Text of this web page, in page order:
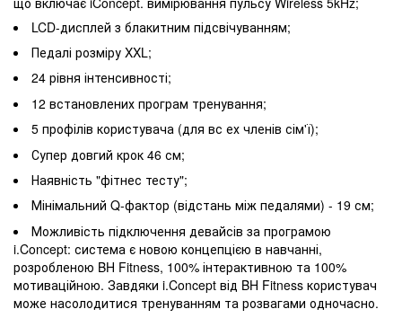
LCD-дисплей з блакитним підсвічуванням;
Педалі розміру XXL;
24 рівня інтенсивності;
12 встановлених програм тренування;
5 профілів користувача (для вс ех членів сім'ї);
Супер довгий крок 46 см;
Наявність "фітнес тесту";
Мінімальний Q-фактор (відстань між педалями) - 19 см;
Можливість підключення девайсів за програмою
i.Concept: система є новою концепцією в навчанні,
розробленою BH Fitness, 100% інтерактивною та 100%
мотиваційною. Завдяки i.Concept від BH Fitness користувач
може насолодитися тренуванням та розвагами одночасно.